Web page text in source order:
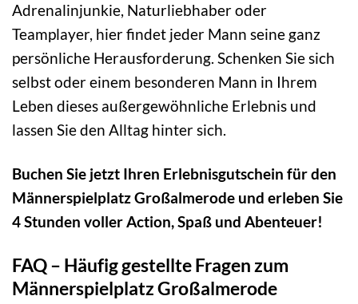
Adrenalinjunkie, Naturliebhaber oder
Teamplayer, hier findet jeder Mann seine ganz
persönliche Herausforderung. Schenken Sie sich
selbst oder einem besonderen Mann in Ihrem
Leben dieses außergewöhnliche Erlebnis und
lassen Sie den Alltag hinter sich.
Buchen Sie jetzt Ihren Erlebnisgutschein für den
Männerspielplatz Großalmerode und erleben Sie
4 Stunden voller Action, Spaß und Abenteuer!
FAQ – Häufig gestellte Fragen zum
Männerspielplatz Großalmerode